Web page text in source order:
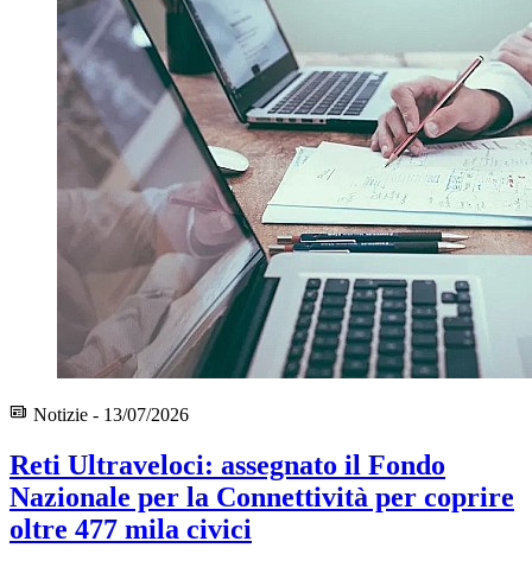
Notizie - 13/07/2026
Reti Ultraveloci: assegnato il Fondo
Nazionale per la Connettività per coprire
oltre 477 mila civici